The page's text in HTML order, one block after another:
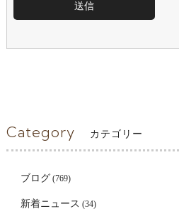
Category カテゴリー
ブログ (769)
新着ニュース (34)